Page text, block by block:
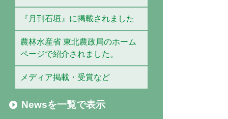
『月刊石垣』に掲載されました
農林水産省 東北農政局のホーム
ページで紹介されました。
メディア掲載・受賞など
Newsを一覧で表示